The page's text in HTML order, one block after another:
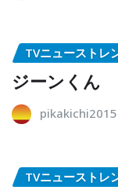
TVニューストレ
ジーンくん
TVニューストレ